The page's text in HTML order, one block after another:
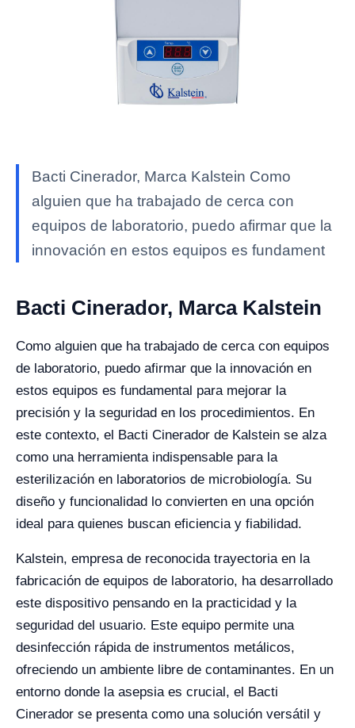
Bacti Cinerador, Marca Kalstein Como
alguien que ha trabajado de cerca con
equipos de laboratorio, puedo afirmar que la
innovación en estos equipos es fundament
Bacti Cinerador, Marca Kalstein
Como alguien que ha trabajado de cerca con equipos
de laboratorio, puedo afirmar que la innovación en
estos equipos es fundamental para mejorar la
precisión y la seguridad en los procedimientos. En
este contexto, el Bacti Cinerador de Kalstein se alza
como una herramienta indispensable para la
esterilización en laboratorios de microbiología. Su
diseño y funcionalidad lo convierten en una opción
ideal para quienes buscan eficiencia y fiabilidad.
Kalstein, empresa de reconocida trayectoria en la
fabricación de equipos de laboratorio, ha desarrollado
este dispositivo pensando en la practicidad y la
seguridad del usuario. Este equipo permite una
desinfección rápida de instrumentos metálicos,
ofreciendo un ambiente libre de contaminantes. En un
entorno donde la asepsia es crucial, el Bacti
Cinerador se presenta como una solución versátil y